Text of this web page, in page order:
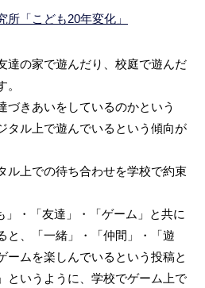
「こども20年変化」
達の家で遊んだり、校庭で遊んだ
づきあいをしているのかという
タル上で遊んでいるという傾向が
ル上での待ち合わせを学校で約束
」・「友達」・「ゲーム」と共に
と、「一緒」・「仲間」・「遊
ームを楽しんでいるという投稿と
というように、学校でゲーム上で